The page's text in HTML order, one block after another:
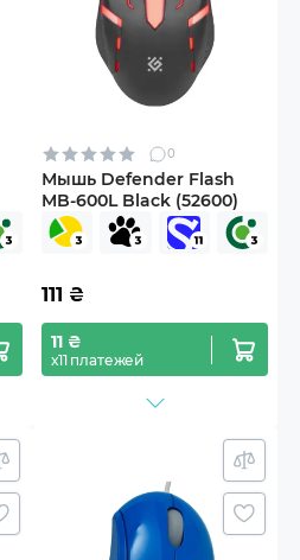
0
Мышь Defender Flash
MB-600L Black (52600)
111 ₴
11 ₴
х11 платежей